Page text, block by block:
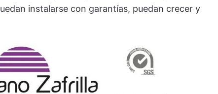
instalarse con garantías, puedan crecer y